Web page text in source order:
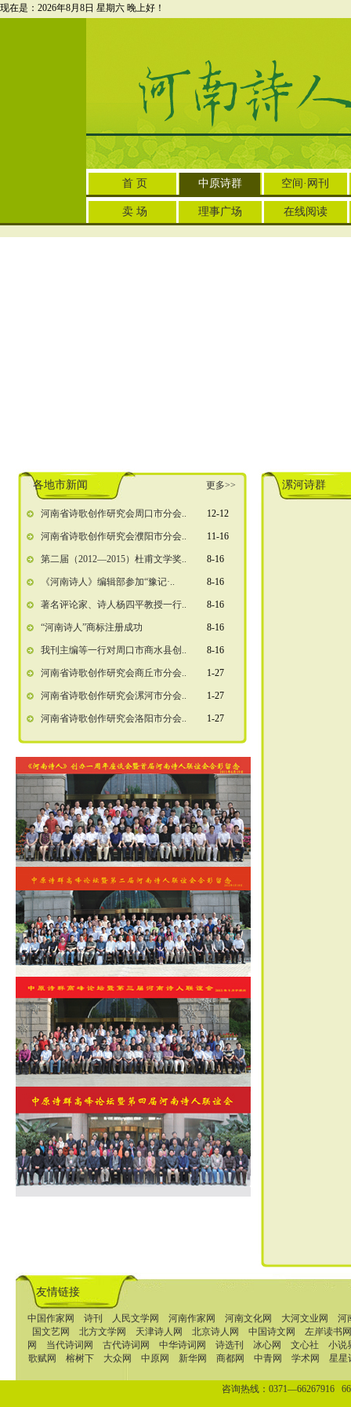
现在是：2026年8月8日 星期六 晚上好！
首 页 中原诗群 空间·网刊
卖 场 理事广场 在线阅读
各地市新闻 更多>>
河南省诗歌创作研究会周口市分会.. 12-12
河南省诗歌创作研究会濮阳市分会.. 11-16
第二届（2012—2015）杜甫文学奖.. 8-16
《河南诗人》编辑部参加“豫记·.. 8-16
著名评论家、诗人杨四平教授一行.. 8-16
“河南诗人”商标注册成功 8-16
我刊主编等一行对周口市商水县创.. 8-16
河南省诗歌创作研究会商丘市分会.. 1-27
河南省诗歌创作研究会漯河市分会.. 1-27
河南省诗歌创作研究会洛阳市分会.. 1-27
漯河诗群
友情链接
中国作家网 诗刊 人民文学网 河南作家网 河南文化网 大河文业网
河
国文艺网
北方文学网 天津诗人网 北京诗人网 中国诗文网
左岸读书网
网
当代诗词网 古代诗词网 中华诗词网 诗选刊 冰心网 文心社
小说
歌赋网
榕树下 大众网 中原网 新华网 商都网 中青网 学术网 星星
咨询热线：0371—66267916